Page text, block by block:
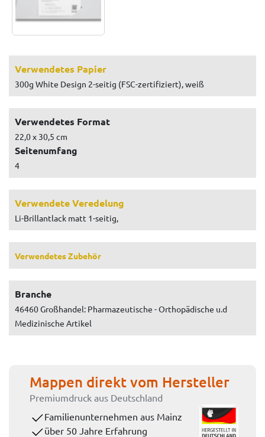
Verwendetes Papier
300g White Design 2-seitig (FSC-zertifiziert), weiß
Verwendetes Format
22,0 x 30,5 cm
Seitenumfang
4
Verwendete Veredelung
Li-Brillantlack matt 1-seitig,
Verwendetes Zubehör
Branche
46460 Großhandel: Pharmazeutische - Orthopädische u.d
Medizinische Artikel
Mappen direkt vom Hersteller
Premiumdruck aus Deutschland
Familienunternehmen aus Mainz
über 50 Jahre Erfahrung